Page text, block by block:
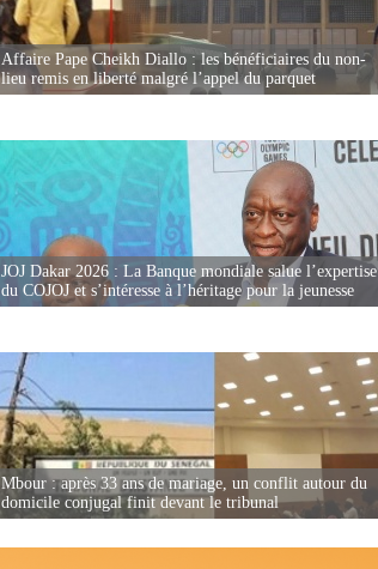
Affaire Pape Cheikh Diallo : les bénéficiaires du non-
lieu remis en liberté malgré l’appel du parquet
JOJ Dakar 2026 : La Banque mondiale salue l’expertise
du COJOJ et s’intéresse à l’héritage pour la jeunesse
Mbour : après 33 ans de mariage, un conflit autour du
domicile conjugal finit devant le tribunal